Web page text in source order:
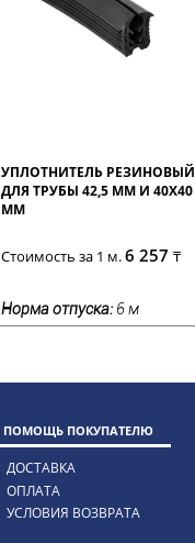
УПЛОТНИТЕЛЬ РЕЗИНОВЫЙ
ДЛЯ ТРУБЫ 42,5 ММ И 40Х40
ММ
Стоимость за 1 м.6 257 ₸
Норма отпуска:6 м
ПОМОЩЬ ПОКУПАТЕЛЮ
ДОСТАВКА
ОПЛАТА
УСЛОВИЯ ВОЗВРАТА